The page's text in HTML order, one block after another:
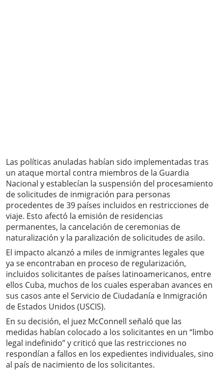
Las políticas anuladas habían sido implementadas tras
un ataque mortal contra miembros de la Guardia
Nacional y establecían la suspensión del procesamiento
de solicitudes de inmigración para personas
procedentes de 39 países incluidos en restricciones de
viaje. Esto afectó la emisión de residencias
permanentes, la cancelación de ceremonias de
naturalización y la paralización de solicitudes de asilo.
El impacto alcanzó a miles de inmigrantes legales que
ya se encontraban en proceso de regularización,
incluidos solicitantes de países latinoamericanos, entre
ellos Cuba, muchos de los cuales esperaban avances en
sus casos ante el Servicio de Ciudadanía e Inmigración
de Estados Unidos (USCIS).
En su decisión, el juez McConnell señaló que las
medidas habían colocado a los solicitantes en un “limbo
legal indefinido” y criticó que las restricciones no
respondían a fallos en los expedientes individuales, sino
al país de nacimiento de los solicitantes.